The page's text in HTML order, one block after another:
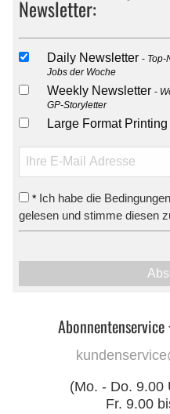
Newsletter:
Daily Newsletter
Top-
Jobs der Woche
Weekly Newsletter
GP-Storyletter
Large Format Printing
* Ich habe die
gelesen und stimme diesen
(Mo. - Do. 9.00
Fr. 9.00